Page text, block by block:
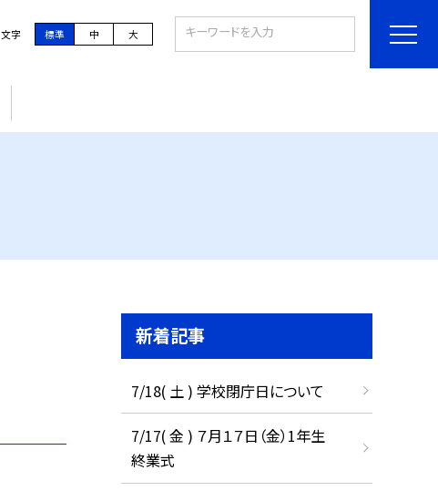
文字 標準 中 大
新着記事
7/18( 土 ) 学校閉庁日について
7/17( 金 ) ７月１７日（金）1年生
終業式